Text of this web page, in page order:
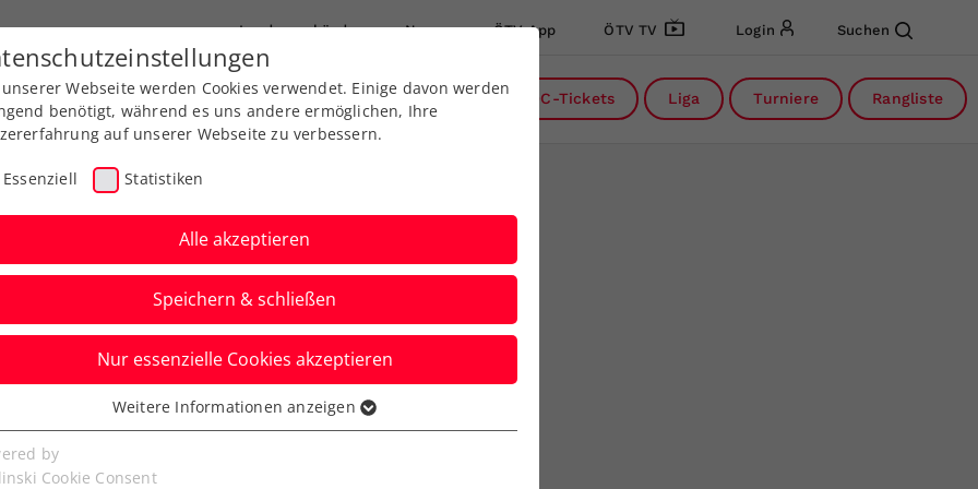
Landesverbände News ÖTV App ÖTV TV Login Suchen
Ausbildung Services Über uns DC-Tickets Liga Turniere Rangliste
Open: Novak
Duell durch
Webseite werden Cookies verwendet. Einige davon werden
benötigt, während es uns andere ermöglichen, Ihre
auf unserer Webseite zu verbessern.
Essenziell Statistiken
Alle akzeptieren
Speichern & schließen
Nur essenzielle Cookies akzeptieren
Cookies werden für grundlegende Funktionen der
benötigt. Dadurch ist gewährleistet, dass die Webseite
Weitere Informationen anzeigen
by
Cookie Consent